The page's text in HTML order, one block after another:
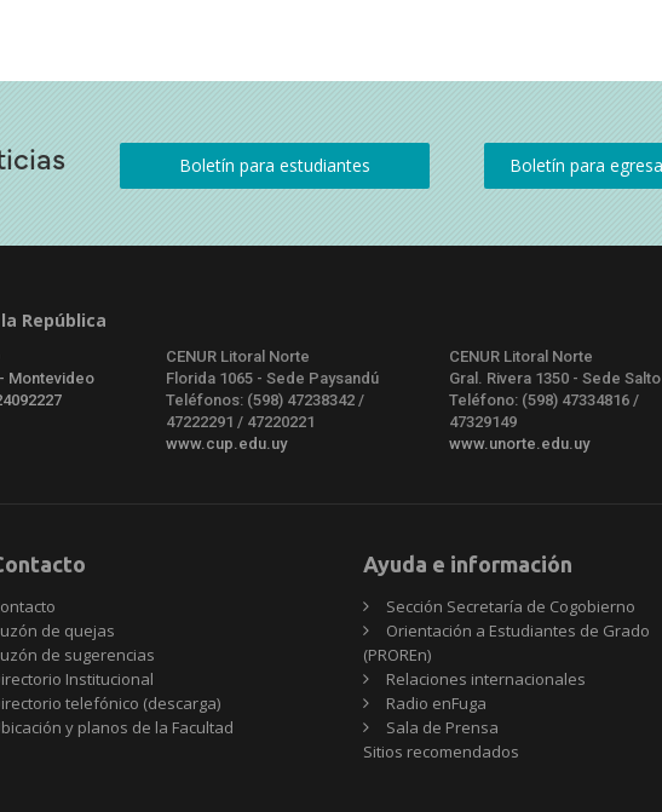
República
Montevideo
CENUR Litoral Norte
Florida 1065 - Sede Paysandú
Teléfonos: (598) 47238342 /
47222291 / 47220221
www.cup.edu.uy
CENUR Litoral Norte
Gral. Rivera 1350 - Sede Salto
Teléfono: (598) 47334816 /
47329149
www.unorte.edu.uy
de quejas
de sugerencias
Institucional
telefónico (descarga)
y planos de la Facultad
Ayuda e información
Sección Secretaría de Cogobierno
Orientación a Estudiantes de Grado
(PROREn)
Relaciones internacionales
Radio enFuga
Sala de Prensa
Sitios
Sitios recomendados